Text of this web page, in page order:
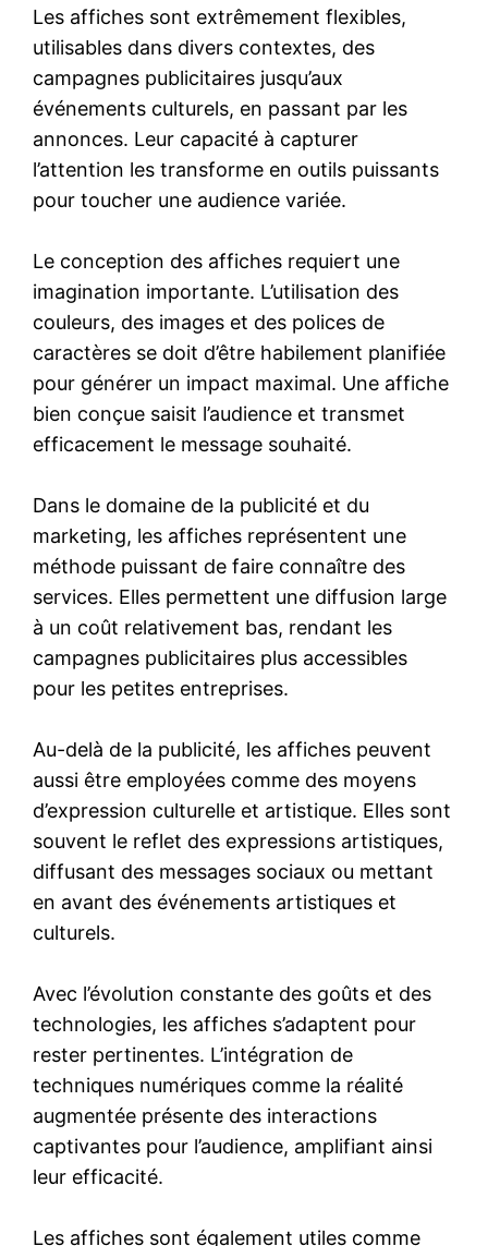
Les affiches sont extrêmement flexibles,
utilisables dans divers contextes, des
campagnes publicitaires jusqu’aux
événements culturels, en passant par les
annonces. Leur capacité à capturer
l’attention les transforme en outils puissants
pour toucher une audience variée.
Le conception des affiches requiert une
imagination importante. L’utilisation des
couleurs, des images et des polices de
caractères se doit d’être habilement planifiée
pour générer un impact maximal. Une affiche
bien conçue saisit l’audience et transmet
efficacement le message souhaité.
Dans le domaine de la publicité et du
marketing, les affiches représentent une
méthode puissant de faire connaître des
services. Elles permettent une diffusion large
à un coût relativement bas, rendant les
campagnes publicitaires plus accessibles
pour les petites entreprises.
Au-delà de la publicité, les affiches peuvent
aussi être employées comme des moyens
d’expression culturelle et artistique. Elles sont
souvent le reflet des expressions artistiques,
diffusant des messages sociaux ou mettant
en avant des événements artistiques et
culturels.
Avec l’évolution constante des goûts et des
technologies, les affiches s’adaptent pour
rester pertinentes. L’intégration de
techniques numériques comme la réalité
augmentée présente des interactions
captivantes pour l’audience, amplifiant ainsi
leur efficacité.
Les affiches sont également utiles comme